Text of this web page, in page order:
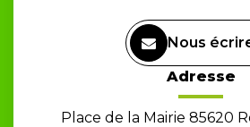
Nous
Adresse
Place de la Mairie 85620